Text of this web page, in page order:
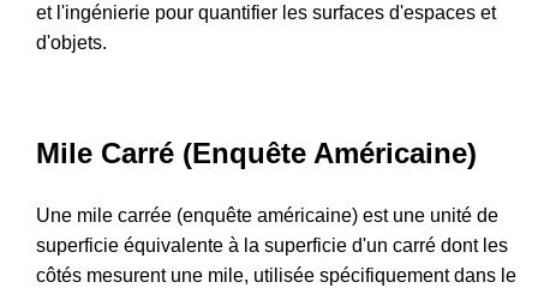
et l'ingénierie pour quantifier les surfaces d'espaces et
d'objets.
Mile Carré (Enquête Américaine)
Une mile carrée (enquête américaine) est une unité de
superficie équivalente à la superficie d'un carré dont les
côtés mesurent une mile, utilisée spécifiquement dans le